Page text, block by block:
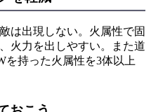
は出現しない。火属性で固
火力を出しやすい。また道
を持った火属性を3体以上